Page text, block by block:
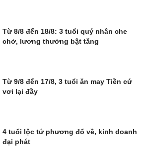
Từ 8/8 đến 18/8: 3 tuổi quý nhân che
chở, lương thưởng bật tăng
Từ 9/8 đến 17/8, 3 tuổi ăn may Tiền cứ
vơi lại đầy
4 tuổi lộc tứ phương đổ về, kinh doanh
đại phát